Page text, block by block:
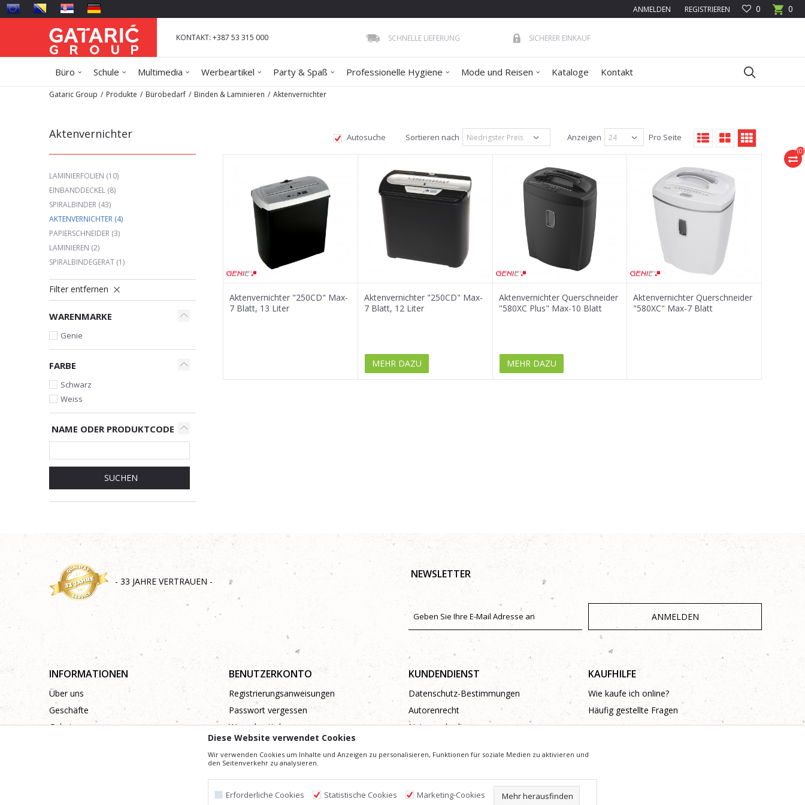
0
0
ANMELDEN REGISTRIEREN
KONTAKT: +387 53 315 000 SCHNELLE LIEFERUNG SICHERER EINKAUF
Büro Schule Multimedia Werbeartikel Party & Spaß Professionelle Hygiene Mode und Reisen Kataloge Kontakt
(0)
Gataric Group Produkte Bürobedarf Binden & Laminieren Aktenvernichter
Aktenvernichter Autosuche Sortieren nach Anzeigen Pro Seite
LAMINIERFOLIEN (10)
EINBANDDECKEL (8)
SPIRALBINDER (43)
AKTENVERNICHTER (4)
PAPIERSCHNEIDER (3)
LAMINIEREN (2)
SPIRALBINDEGERÄT (1)
Filter entfernen
WARENMARKE
Genie
FARBE
Schwarz
Weiss
NAME ODER PRODUKTCODE
SUCHEN
Aktenvernichter "250CD" Max-
7 Blatt, 13 Liter
Aktenvernichter "250CD" Max-
7 Blatt, 12 Liter
MEHR DAZU
Aktenvernichter Querschneider
"580XC Plus" Max-10 Blatt
MEHR DAZU
Aktenvernichter Querschneider
"580XC" Max-7 Blatt
- 33 JAHRE VERTRAUEN -
NEWSLETTER
ANMELDEN
INFORMATIONEN
Über uns
Geschäfte
Galerie
BENUTZERKONTO
Registrierungsanweisungen
Passwort vergessen
Wunschzettel
KUNDENDIENST
Datenschutz-Bestimmungen
Autorenrecht
Nutzungsbedingungen
KAUFHILFE
Wie kaufe ich online?
Häufig gestellte Fragen
die Beschreibung von Produkten, Anzeige von Bildern und Preise präzise und Profesionell wie möglich zu gestalten. Wir können jedoch nicht garantieren, dass alle Informationen vollständig und fehlerfrei sind.
Diese Website verwendet Cookies
Wir verwenden Cookies um Inhalte und Anzeigen zu personalisieren, Funktionen für soziale Medien zu aktivieren und
den Seitenverkehr zu analysieren.
Erforderliche Cookies Statistische Cookies Marketing-Cookies Mehr herausfinden